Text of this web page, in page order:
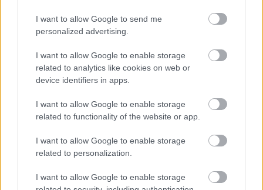
I want to allow Google to send me
personalized advertising.
I want to allow Google to enable storage
related to analytics like cookies on web or
device identifiers in apps.
I want to allow Google to enable storage
related to functionality of the website or app.
I want to allow Google to enable storage
related to personalization.
I want to allow Google to enable storage
Szélsőséges világunk
Határátkelő•2018. november 04.
Különös világban élünk, hatalmas szélsőségek
közepette, hiszen akad hely, ahol egy toll elképesztő
már a virtuális valóság hódít. Mindkettőre lesz példa
a heti válogatásban, amit egy nem akármilyen